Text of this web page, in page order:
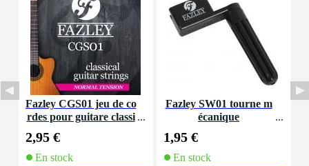
Fazley CGS01 jeu de co
rdes pour guitare classi
2,95 €
En stock
Fazley SW01 tourne m
écanique
1,95 €
En stock